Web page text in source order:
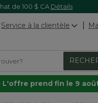
de 100 $ CA Détails
Service à la clientèle
L'offre prend fin le 9